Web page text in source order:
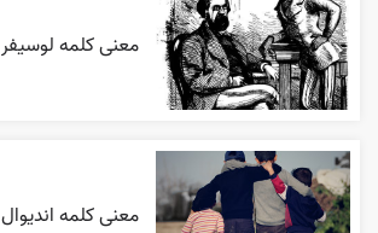
معنی کلمه لوسیفر
معنی کلمه اندیوال